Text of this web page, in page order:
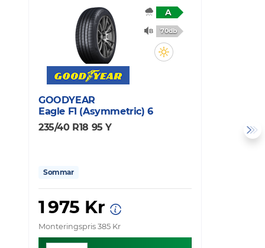
A
70db
GOODYEAR
Eagle F1 (Asymmetric) 6
235/40 R18 95 Y
Sommar
1 975 Kr
Monteringspris 385 Kr